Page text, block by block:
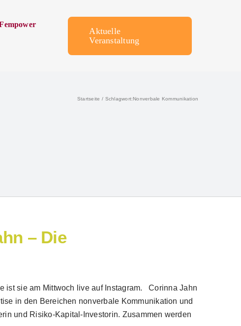
Aktuelle
Veranstaltung
Startseite Schlagwort:Nonverbale Kommunikation
– Die
ist sie am Mittwoch live auf Instagram. Corinna Jahn
in den Bereichen nonverbale Kommunikation und
und Risiko-Kapital-Investorin. Zusammen werden